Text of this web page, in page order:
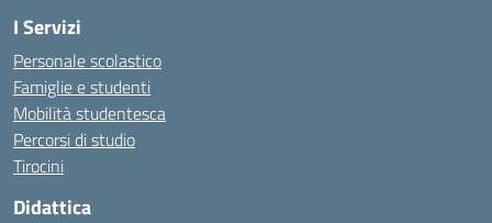
I Servizi
Personale scolastico
Famiglie e studenti
Mobilità studentesca
Percorsi di studio
Tirocini
Didattica